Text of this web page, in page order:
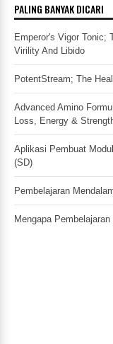
PALING BANYAK DICARI
Emperor's Vigor Tonic;
Virility And Libido
PotentStream; The
Advanced Amino
Loss, Energy &
Aplikasi Pembuat
(SD)
Pembelajaran
Mengapa